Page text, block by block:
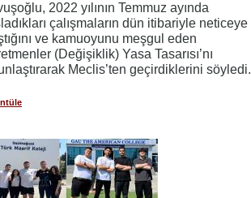
2022 yılının Temmuz ayında
çalışmaların dün itibariyle neticeye
ve kamuoyunu meşgul eden
(Değişiklik) Yasa Tasarısı’nı
Meclis’ten geçirdiklerini söyledi.